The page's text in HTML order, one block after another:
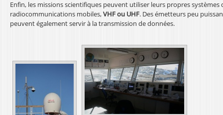
Enfin, les missions scientifiques peuvent utiliser leurs propres systèmes
radiocommunications mobiles,VHF ou UHF. Des émetteurs peu
peuvent également servir à la transmission de données.